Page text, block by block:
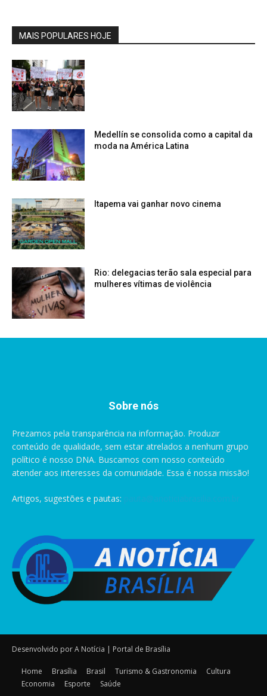
MAIS POPULARES HOJE
Medellín se consolida como a capital da
moda na América Latina
Itapema vai ganhar novo cinema
Rio: delegacias terão sala especial para
mulheres vítimas de violência
Sobre nós
Prezamos pela transparência na informação. Produzir
conteúdo de qualidade, sem estar atrelados a nenhum grupo
político é nosso DNA. Buscamos com nosso conteúdo
atender aos interesses da comunidade. Essa é nossa missão!
Artigos, sugestões e pautas: pauta@anoticiabrasilia.com.br
Desenvolvido por A Notícia | Portal de Brasília
Home Brasília Brasil Turismo & Gastronomia
Cultura
Economia
Esporte Saúde